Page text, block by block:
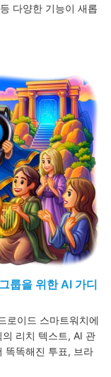
다양한 기능이 새롭
룹을 위한 AI 가디
로이드 스마트워치에
리치 텍스트, AI 관
똑똑해진 투표, 브라